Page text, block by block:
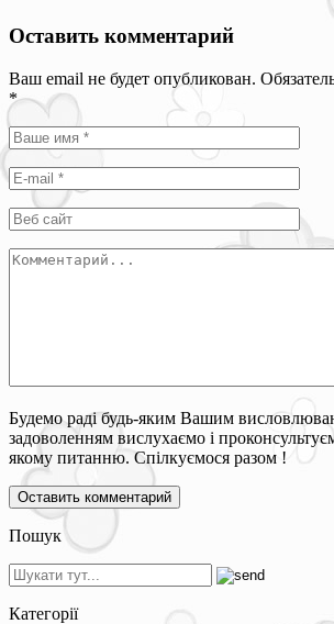
Оставить комментарий
Ваш email не будет опубликован.
*
Будемо раді будь-яким Вашим
задоволенням вислухаємо і
якому питанню. Спілкуємося разом !
Пошук
Категорії